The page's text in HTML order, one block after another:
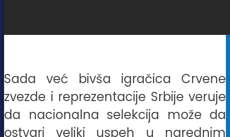
Sada već bivša igračica Crvene
zvezde i reprezentacije Srbije veruje
da nacionalna selekcija može da
ostvari veliki uspeh u narednim